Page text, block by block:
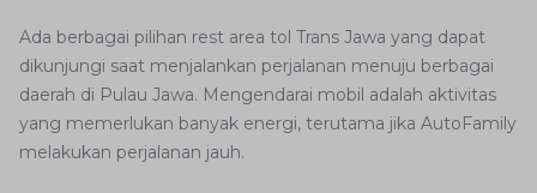
Ada berbagai pilihan rest area tol Trans Jawa yang dapat
dikunjungi saat menjalankan perjalanan menuju berbagai
daerah di Pulau Jawa. Mengendarai mobil adalah aktivitas
yang memerlukan banyak energi, terutama jika AutoFamily
melakukan perjalanan jauh.